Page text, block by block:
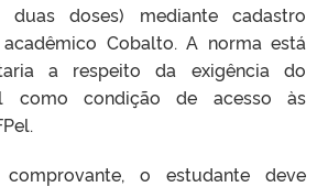
duas doses) mediante cadastro
Cobalto. A norma está
a respeito da exigência do
como condição de acesso às
o estudante deve